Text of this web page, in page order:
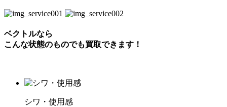
ベクトルなら
こんな状態のものでも買取できます！
シワ・使用感